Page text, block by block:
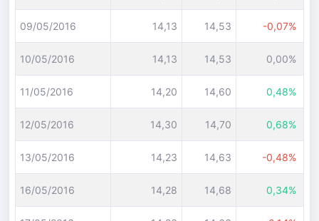
09/05/2016 14,13 14,53 -0,07%
10/05/2016 14,13 14,53 0,00%
11/05/2016 14,20 14,60 0,48%
12/05/2016 14,30 14,70 0,68%
13/05/2016 14,23 14,63 -0,48%
16/05/2016 14,28 14,68 0,34%